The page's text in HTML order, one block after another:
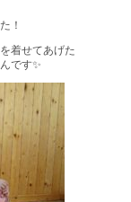
！
着せてあげた
です✨